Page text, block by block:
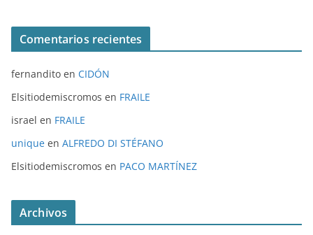
Comentarios recientes
fernandito en CIDÓN
Elsitiodemiscromos en FRAILE
israel en FRAILE
unique en ALFREDO DI STÉFANO
Elsitiodemiscromos en PACO MARTÍNEZ
Archivos